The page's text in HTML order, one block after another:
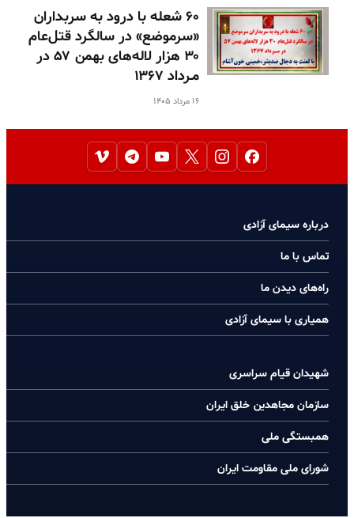
۶۰ شعله با درود به سربداران
«سرموضع» در سالگرد قتل‌عام
۳۰ هزار لاله‌های بهمن ۵۷ در
مـرداد ۱۳۶۷
۱۶ مرداد ۱۴۰۵
درباره سیمای آزادی
تماس با ما
راه‌های دیدن ما
همیاری با سیمای آزادی
شهیدان قیام سراسری
سازمان مجاهدین خلق ایران
همبستگی ملی
شورای ملی مقاومت ایران